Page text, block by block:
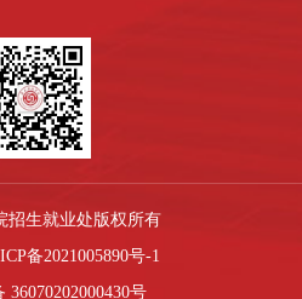
招生就业处版权所有
备2021005890号-1
36070202000430号